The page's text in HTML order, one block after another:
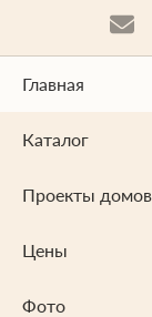
Главная
Каталог
Проекты
Цены
Фото